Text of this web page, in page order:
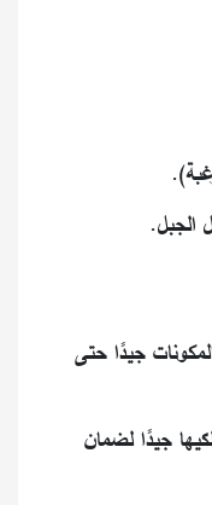
الجبل.
جيدًا حتى
جيدًا لضمان